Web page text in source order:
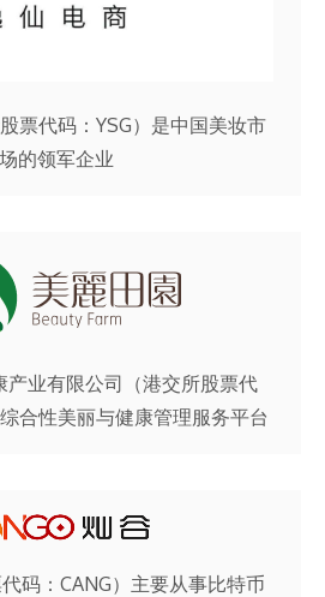
票代码：YSG）是中国美妆市
场的领军企业
产业有限公司（港交所股票代
合性美丽与健康管理服务平台
码：CANG）主要从事比特币